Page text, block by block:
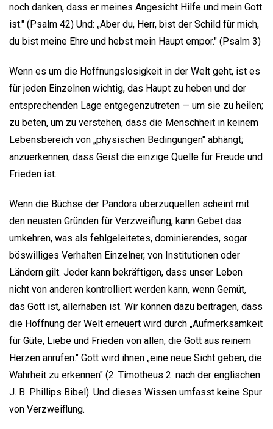
noch danken, dass er meines Angesicht Hilfe und mein Gott
ist." (Psalm 42) Und: „Aber du, Herr, bist der Schild für mich,
du bist meine Ehre und hebst mein Haupt empor." (Psalm 3)
Wenn es um die Hoffnungslosigkeit in der Welt geht, ist es
für jeden Einzelnen wichtig, das Haupt zu heben und der
entsprechenden Lage entgegenzutreten — um sie zu heilen;
zu beten, um zu verstehen, dass die Menschheit in keinem
Lebensbereich von „physischen Bedingungen" abhängt;
anzuerkennen, dass Geist die einzige Quelle für Freude und
Frieden ist.
Wenn die Büchse der Pandora überzuquellen scheint mit
den neusten Gründen für Verzweiflung, kann Gebet das
umkehren, was als fehlgeleitetes, dominierendes, sogar
böswilliges Verhalten Einzelner, von Institutionen oder
Ländern gilt. Jeder kann bekräftigen, dass unser Leben
nicht von anderen kontrolliert werden kann, wenn Gemüt,
das Gott ist, allerhaben ist. Wir können dazu beitragen, dass
die Hoffnung der Welt erneuert wird durch „Aufmerksamkeit
für Güte, Liebe und Frieden von allen, die Gott aus reinem
Herzen anrufen." Gott wird ihnen „eine neue Sicht geben, die
Wahrheit zu erkennen" (2. Timotheus 2. nach der englischen
J. B. Phillips Bibel). Und dieses Wissen umfasst keine Spur
von Verzweiflung.